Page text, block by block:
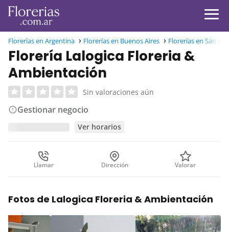
Florerías en Argentina Florerías en Buenos Aires Florerías en San
Florería Lalogica Floreria &
Ambientación
Sin valoraciones aún
Gestionar negocio
Ver horarios
Llamar Dirección Valorar
Fotos de Lalogica Floreria & Ambientación